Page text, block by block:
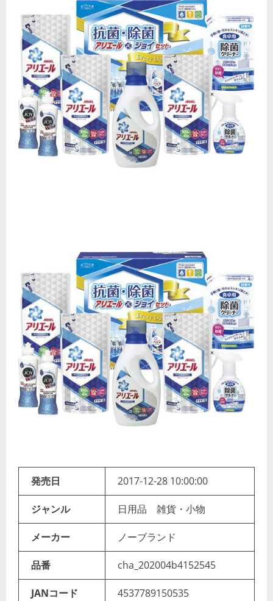
発売日 2017-12-28 10:00:00
ジャンル 日用品 雑貨・小物
メーカー ノーブランド
品番 cha_202004b4152545
JANコード 4537789150535